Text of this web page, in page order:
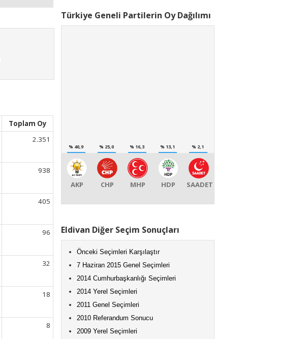
Toplam Oy
2.351
938
405
96
32
18
8
Türkiye Geneli Partilerin Oy Dağılımı
% 40,9
AKP
% 25,0
CHP
% 16,3
MHP
% 13,1
HDP
% 2,1
SAADET
Eldivan Diğer Seçim Sonuçları
Önceki Seçimleri Karşılaştır
7 Haziran 2015 Genel Seçimleri
2014 Cumhurbaşkanlığı Seçimleri
2014 Yerel Seçimleri
2011 Genel Seçimleri
2010 Referandum Sonucu
2009 Yerel Seçimleri